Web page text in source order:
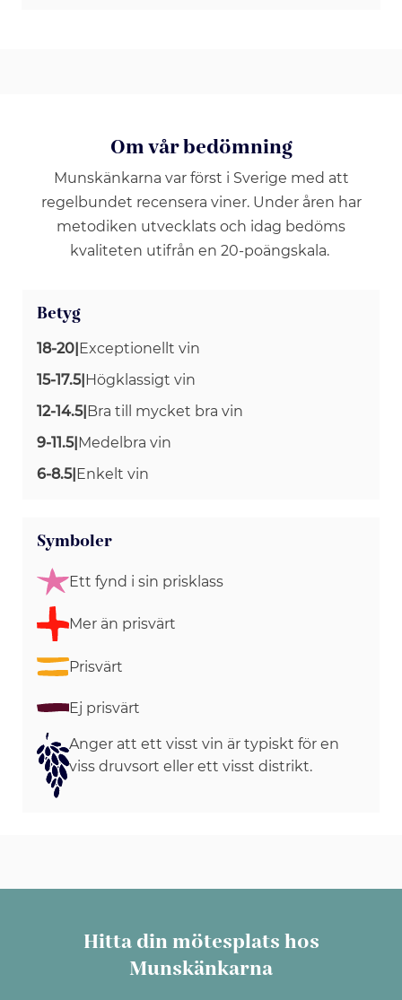
Om vår bedömning
Munskänkarna var först i Sverige med att
regelbundet recensera viner. Under åren har
metodiken utvecklats och idag bedöms
kvaliteten utifrån en 20-poängskala.
Betyg
18-20 Exceptionellt vin
15-17.5| Högklassigt vin
12-14.5| Bra till mycket bra vin
9-11.5| Medelbra vin
6-8.5| Enkelt vin
Symboler
Ett fynd i sin prisklass
Mer än prisvärt
Prisvärt
Ej prisvärt
Anger att ett visst vin är typiskt för en
viss druvsort eller ett visst distrikt.
Hitta din mötesplats hos
Munskänkarna